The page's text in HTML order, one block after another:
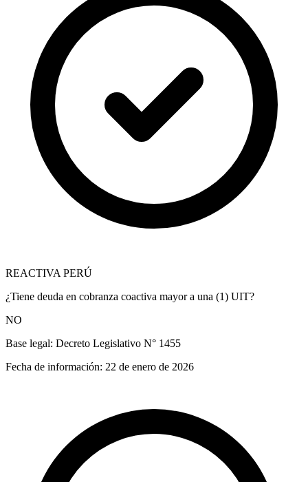
REACTIVA PERÚ
¿Tiene deuda en cobranza coactiva mayor a una (1) UIT?
NO
Base legal: Decreto Legislativo N° 1455
Fecha de información: 22 de enero de 2026